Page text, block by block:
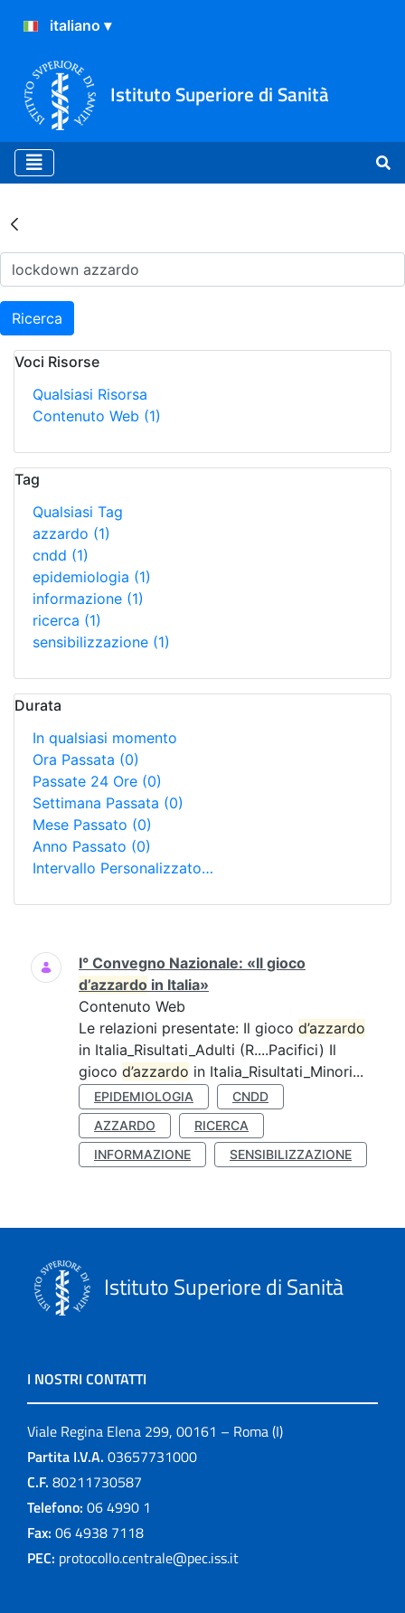
Istituto Superiore di Sanità
Risultati della Ricerca -
Ricerca
Voci Risorse
Qualsiasi Risorsa
Contenuto Web (1)
Tag
Qualsiasi Tag
azzardo (1)
cndd (1)
epidemiologia (1)
informazione (1)
ricerca (1)
sensibilizzazione (1)
Durata
In qualsiasi momento
Ora Passata (0)
Passate 24 Ore (0)
Settimana Passata (0)
Mese Passato (0)
Anno Passato (0)
Intervallo Personalizzato…
Ricerca
I° Convegno Nazionale: «Il gioco
d’azzardo in Italia»
Contenuto Web
Le relazioni presentate: Il gioco d’azzardo
in Italia_Risultati_Adulti (R....Pacifici) Il
gioco d’azzardo in Italia_Risultati_Minori...
EPIDEMIOLOGIA
CNDD
AZZARDO
RICERCA
INFORMAZIONE
SENSIBILIZZAZIONE
Istituto Superiore di Sanità
I NOSTRI CONTATTI
Viale Regina Elena 299, 00161 – Roma (I)
Partita I.V.A. 03657731000
C.F. 80211730587
Telefono: 06 4990 1
Fax: 06 4938 7118
PEC: protocollo.centrale@pec.iss.it